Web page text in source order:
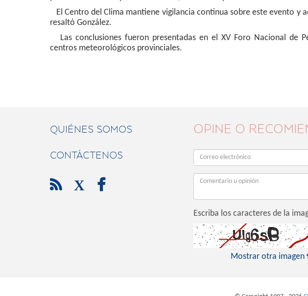
El Centro del Clima mantiene vigilancia continua sobre este evento y
resaltó González.
Las conclusiones fueron presentadas en el XV Foro Nacional de
centros meteorológicos provinciales.
QUIÉNES SOMOS
CONTÁCTENOS
 X 
OPINE O
Escriba los caracteres de la
Mostrar otra imagen